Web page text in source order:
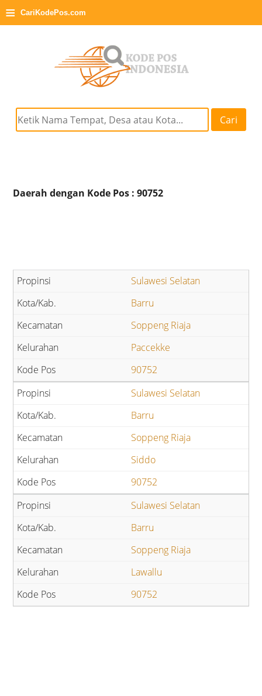
≡ CariKodePos.com
Cari
Daerah dengan Kode Pos : 90752
Sulawesi Selatan
Barru
Soppeng Riaja
Paccekke
90752
Sulawesi Selatan
Barru
Soppeng Riaja
Siddo
90752
Sulawesi Selatan
Barru
Soppeng Riaja
Lawallu
90752